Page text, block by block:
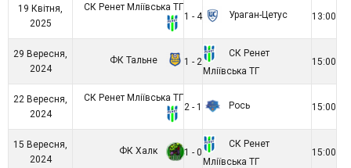
19 Квітня,
2025
СК Ренет Мліївська ТГ
1 - 4
Ураган-Цетус 13:00
29 Вересня,
2024
ФК Тальне 1 - 2
СК Ренет
Мліївська ТГ
15:00
22 Вересня,
2024
СК Ренет Мліївська ТГ
2 - 1
Рось 15:00
15 Вересня,
2024
ФК Халк 1 - 0
СК Ренет
Мліївська ТГ
15:00